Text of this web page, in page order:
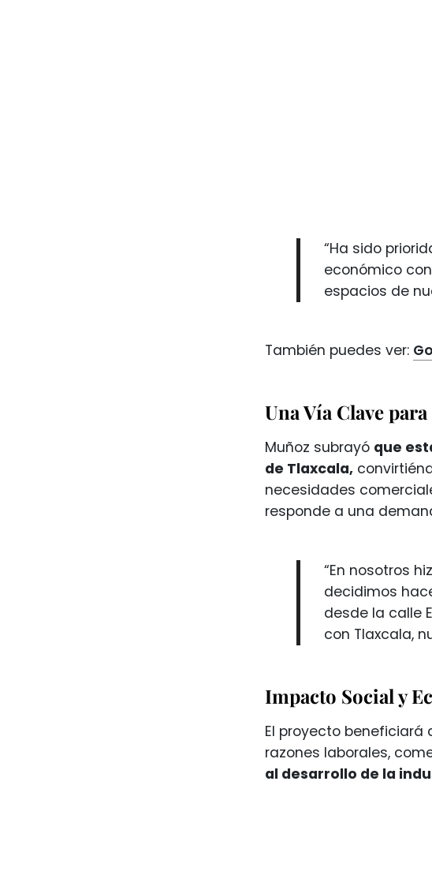
“Ha sido
económico
espacios de
También puedes ver:
Una Vía Clave
Muñoz subrayó que
de Tlaxcala,
necesidades
responde a una
“En nosotros
decidimos
desde la calle
con Tlaxcala,
Impacto Social y
El proyecto
razones laborales,
al desarrollo de la